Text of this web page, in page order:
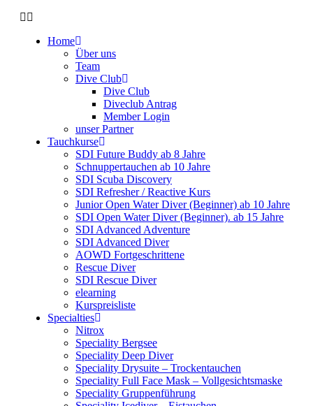
Home
Über uns
Team
Dive Club
Dive Club
Diveclub Antrag
Member Login
unser Partner
Tauchkurse
SDI Future Buddy ab 8 Jahre
Schnuppertauchen ab 10 Jahre
SDI Scuba Discovery
SDI Refresher / Reactive Kurs
Junior Open Water Diver (Beginner) ab 10 Jahre
SDI Open Water Diver (Beginner). ab 15 Jahre
SDI Advanced Adventure
SDI Advanced Diver
AOWD Fortgeschrittene
Rescue Diver
SDI Rescue Diver
elearning
Kurspreisliste
Specialties
Nitrox
Speciality Bergsee
Speciality Deep Diver
Speciality Drysuite – Trockentauchen
Speciality Full Face Mask – Vollgesichtsmaske
Speciality Gruppenführung